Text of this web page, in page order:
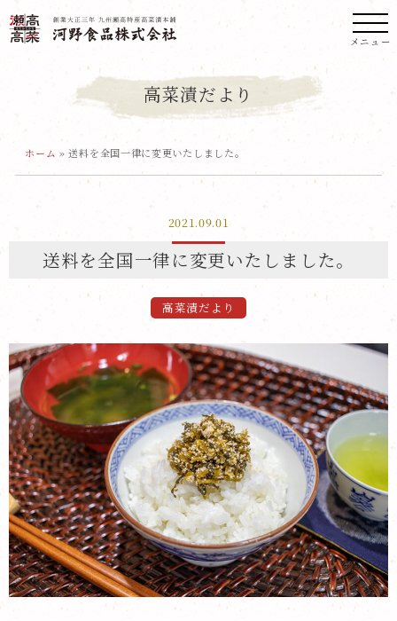
メニュー
高菜漬だより
ホーム »送料を全国一律に変更いたしました。
2021.09.01
送料を全国一律に変更いたしました。
高菜漬だより